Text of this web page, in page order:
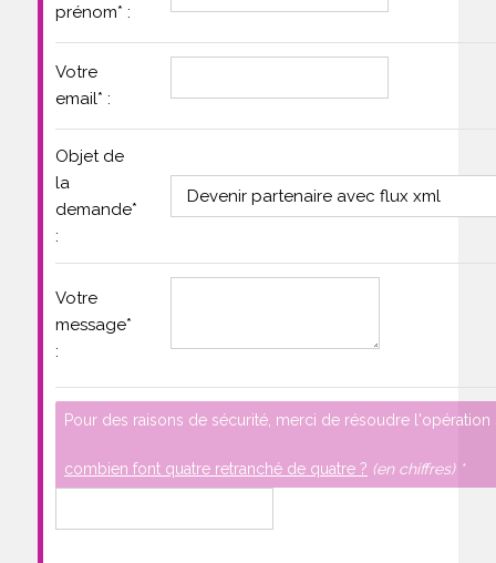
prénom* :
Votre
email* :
Objet de
la
demande*
:
Votre
message*
:
Pour des raisons de sécurité, merci de résoudre l'opération
combien font quatre retranché de quatre ? (en chiffres) *